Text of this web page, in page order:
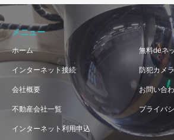
メニュー
ホーム 無料deネ
インターネット接続 防犯カメラ
会社概要 お問い合
不動産会社一覧 プライバ
インターネット利用申込